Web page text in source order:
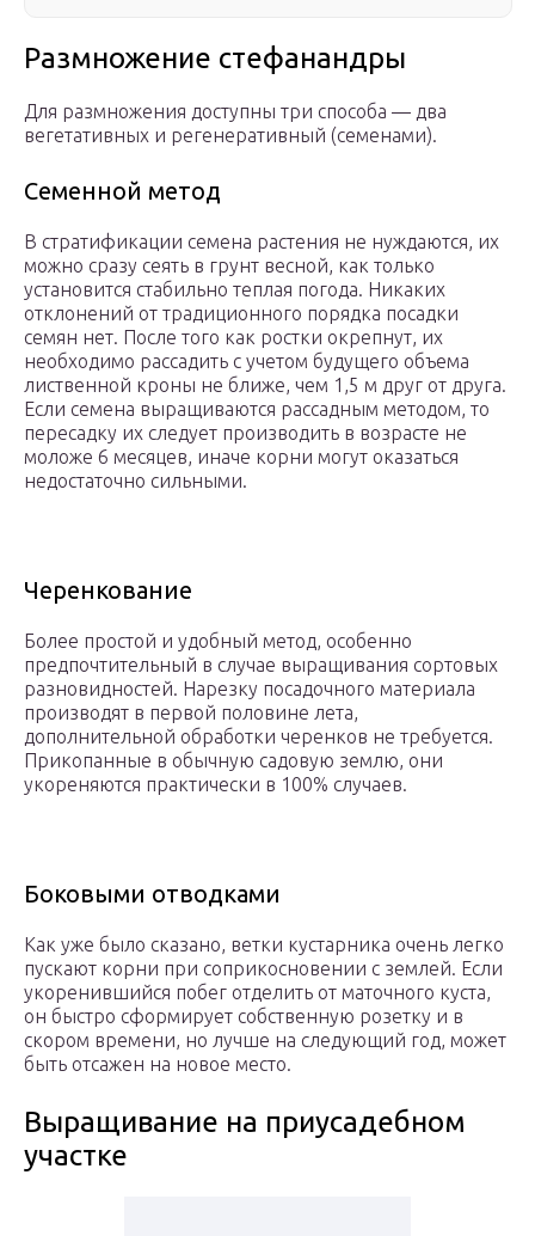
Размножение стефанандры
Для размножения доступны три способа — два
вегетативных и регенеративный (семенами).
Семенной метод
В стратификации семена растения не нуждаются, их
можно сразу сеять в грунт весной, как только
установится стабильно теплая погода. Никаких
отклонений от традиционного порядка посадки
семян нет. После того как ростки окрепнут, их
необходимо рассадить с учетом будущего объема
лиственной кроны не ближе, чем 1,5 м друг от друга.
Если семена выращиваются рассадным методом, то
пересадку их следует производить в возрасте не
моложе 6 месяцев, иначе корни могут оказаться
недостаточно сильными.
Черенкование
Более простой и удобный метод, особенно
предпочтительный в случае выращивания сортовых
разновидностей. Нарезку посадочного материала
производят в первой половине лета,
дополнительной обработки черенков не требуется.
Прикопанные в обычную садовую землю, они
укореняются практически в 100% случаев.
Боковыми отводками
Как уже было сказано, ветки кустарника очень легко
пускают корни при соприкосновении с землей. Если
укоренившийся побег отделить от маточного куста,
он быстро сформирует собственную розетку и в
скором времени, но лучше на следующий год, может
быть отсажен на новое место.
Выращивание на приусадебном
участке